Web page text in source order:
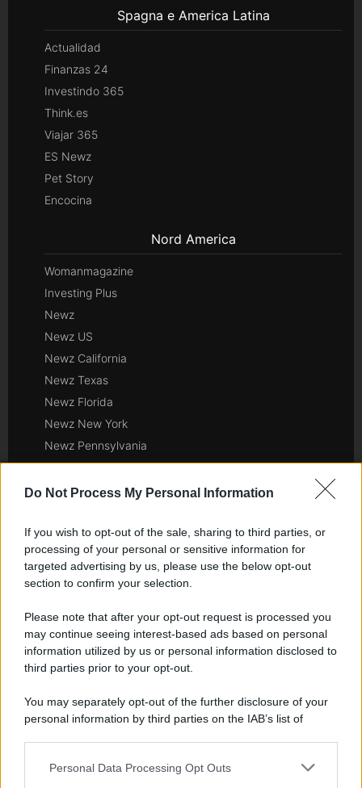
Do Not Process My Personal Information
If you wish to opt-out of the sale, sharing to third parties, or
processing of your personal or sensitive information for
targeted advertising by us, please use the below opt-out
section to confirm your selection.
Please note that after your opt-out request is processed you
may continue seeing interest-based ads based on personal
information utilized by us or personal information disclosed to
third parties prior to your opt-out.
You may separately opt-out of the further disclosure of your
personal information by third parties on the IAB’s list of
This information may also be disclosed by us to third parties
Personal Data Processing Opt Outs
Spagna e America Latina
Actualidad
Finanzas 24
Investindo 365
Think.es
Viajar 365
ES Newz
Pet Story
Encocina
Nord America
Womanmagazine
Investing Plus
Newz
Newz US
Newz California
Newz Texas
Newz Florida
Newz New York
Newz Pennsylvania
Newz Illinois
Newz Ohio
Hig Tech Mag
Scoop Mag
Lgbtqia News
Day Travel 365
Home Magazine 365
Cineverse Magazine
Francia